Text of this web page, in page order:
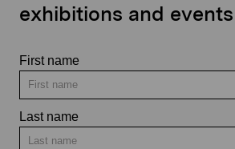
exhibitions and events
First name
Last name